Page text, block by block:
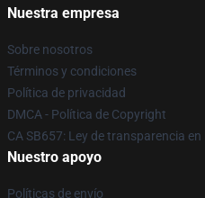
Nuestra empresa
Sobre nosotros
Términos y condiciones
Política de privacidad
DMCA - Política de Copyright
CA SB657: Ley de transparencia
Nuestro apoyo
Políticas de envío